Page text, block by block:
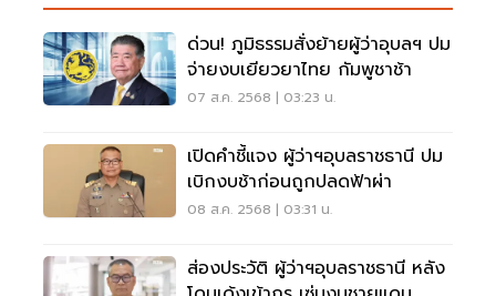
ด่วน! ภูมิธรรมสั่งย้ายผู้ว่าอุบลฯ ปม
จ่ายงบเยียวยาไทย กัมพูชาช้า
07 ส.ค. 2568 | 03:23 น.
เปิดคำชี้แจง ผู้ว่าฯอุบลราชธานี ปม
เบิกงบช้าก่อนถูกปลดฟ้าผ่า
08 ส.ค. 2568 | 03:31 น.
ส่องประวัติ ผู้ว่าฯอุบลราชธานี หลัง